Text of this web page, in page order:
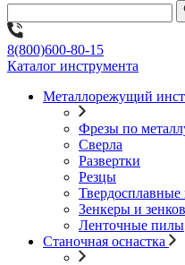
8(800)600-80-15
Каталог инструмента
Металлорежущий
Фрезы по
Сверла
Развертки
Резцы
Зенкеры и
Ленточные пилы
Станочная оснастка